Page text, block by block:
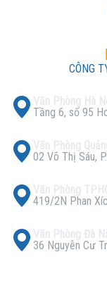
CÔNG
Tầng 6, số 95
02 Võ Thị Sáu,
419/2N Phan
36 Nguyễn Cư